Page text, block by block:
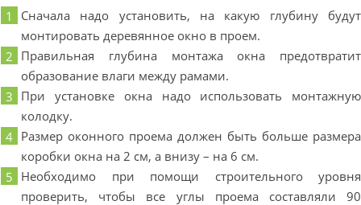
Сначала надо установить, на какую глубину будут
монтировать деревянное окно в проем.
Правильная глубина монтажа окна предотвратит
образование влаги между рамами.
При установке окна надо использовать монтажную
колодку.
Размер оконного проема должен быть больше размера
коробки окна на 2 см, а внизу – на 6 см.
Необходимо при помощи строительного уровня
проверить, чтобы все углы проема составляли 90